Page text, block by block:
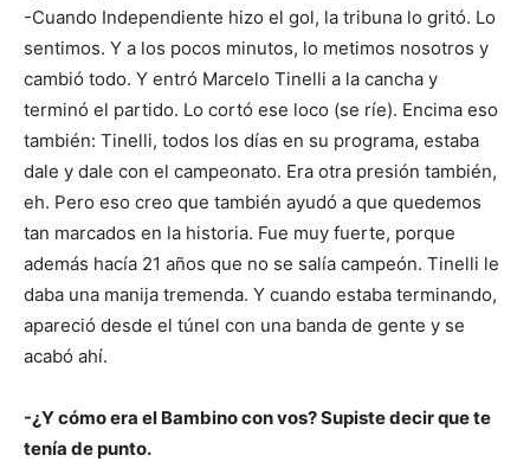
-Cuando Independiente hizo el gol, la tribuna lo gritó. Lo
sentimos. Y a los pocos minutos, lo metimos nosotros y
cambió todo. Y entró Marcelo Tinelli a la cancha y
terminó el partido. Lo cortó ese loco (se ríe). Encima eso
también: Tinelli, todos los días en su programa, estaba
dale y dale con el campeonato. Era otra presión también,
eh. Pero eso creo que también ayudó a que quedemos
tan marcados en la historia. Fue muy fuerte, porque
además hacía 21 años que no se salía campeón. Tinelli le
daba una manija tremenda. Y cuando estaba terminando,
apareció desde el túnel con una banda de gente y se
acabó ahí.
-¿Y cómo era el Bambino con vos? Supiste decir que te
tenía de punto.